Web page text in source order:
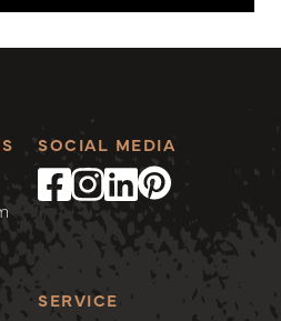
SERVICE
SOCIAL MEDIA